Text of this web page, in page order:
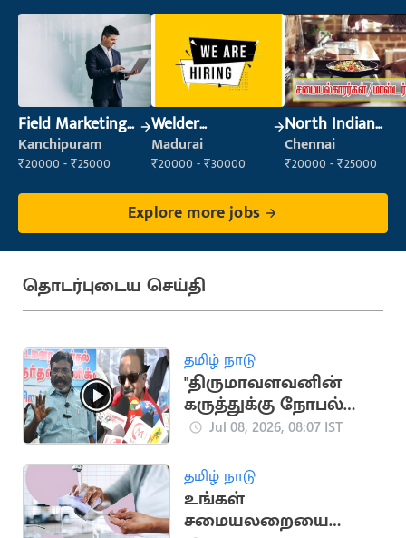
Field Marketing
Executive
Kanchipuram
₹20000 - ₹25000
Welder
(Fabrication)
Madurai
₹20000 - ₹30000
North Indian
Cook
Chennai
₹20000 - ₹25000
Explore more jobs
தொடர்புடைய செய்தி
தமிழ் நாடு
"திருமாவளவனின்
கருத்துக்கு நோபல்
பரிசே கொடுக்கலாம்"..
Jul 08, 2026, 08:07 IST
தமிழ் நாடு
உங்கள்
சமையலறையை